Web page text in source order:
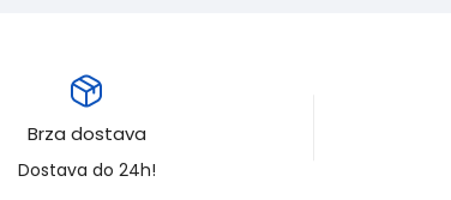
Brza dostava
Dostava do 24h!